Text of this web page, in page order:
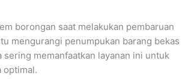
borongan saat melakukan pembaruan
mengurangi penumpukan barang bekas
memanfaatkan layanan ini untuk
optimal.